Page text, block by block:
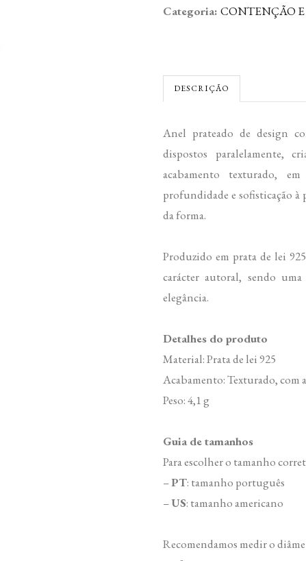
Categoria: CONTENÇÃO E
DESCRIÇÃO
Anel prateado de design
dispostos paralelamente,
acabamento texturado,
profundidade e sofisticação
da forma.
Produzido em prata de lei
carácter autoral, sendo
elegância.
Detalhes do produto
Material: Prata de lei 925
Acabamento: Texturado, com
Peso: 4,1 g
Guia de tamanhos
Para escolher o tamanho
–PT: tamanho português
–US: tamanho americano
Recomendamos medir o